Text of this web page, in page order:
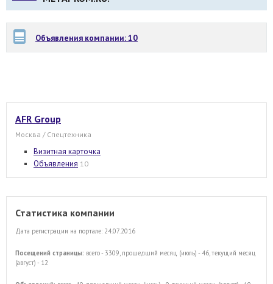
Объявления компании: 10
AFR Group
Москва / Спецтехника
Визитная карточка
Объявления 10
Статистика компании
Дата регистрации на портале: 24.07.2016
Посещений страницы: всего - 3309, прошедший месяц (июль) - 46, текущий месяц
(август) - 12